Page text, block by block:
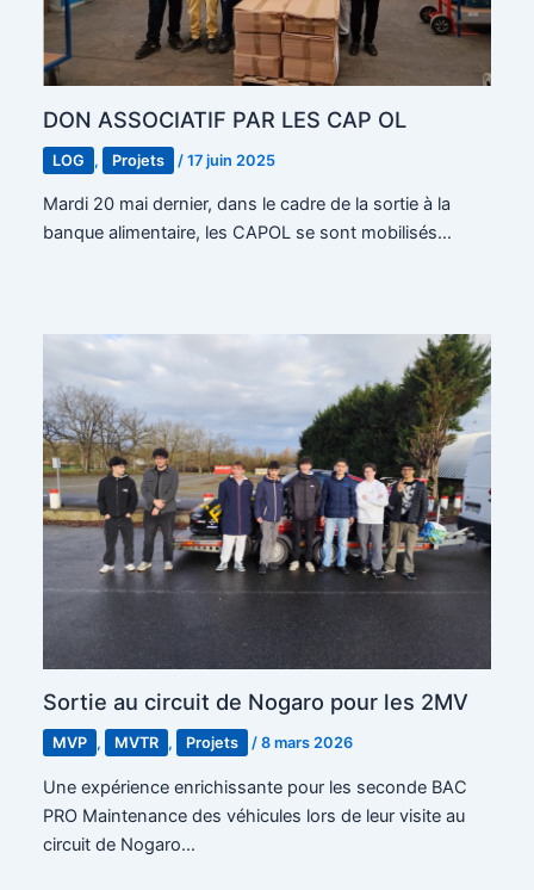
DON ASSOCIATIF PAR LES CAP OL
LOG , Projets /17 juin 2025
Mardi 20 mai dernier, dans le cadre de la sortie à la
banque alimentaire, les CAPOL se sont mobilisés…
Sortie au circuit de Nogaro pour les 2MV
MVP , MVTR , Projets /8 mars 2026
Une expérience enrichissante pour les seconde BAC
PRO Maintenance des véhicules lors de leur visite au
circuit de Nogaro…